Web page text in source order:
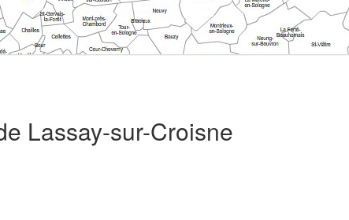
Lassay-sur-Croisne